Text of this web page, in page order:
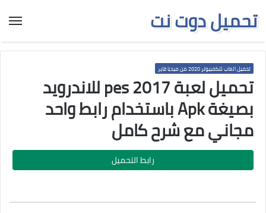
تحميل دوت نت
تحميل العاب للكمبيوتر 2020 من ميديا فاير
تحميل لعبة pes 2017 للاندرويد
بصيغة Apk باستخدام رابط واحد
مجاني مع شرح كامل
رابط التحميل